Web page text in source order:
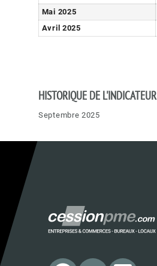
Mai 2025
Avril 2025
HISTORIQUE DE L'INDICATEUR
Septembre 2025